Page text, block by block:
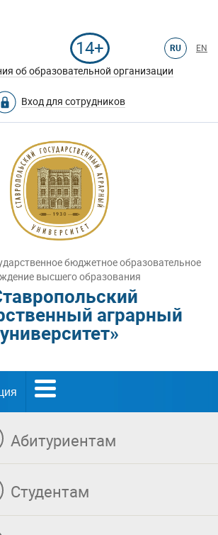
14+ RU EN
об образовательной организации
Вход для сотрудников
бюджетное образовательное
высшего образования
аграрный
университет»
Абитуриентам
Студентам